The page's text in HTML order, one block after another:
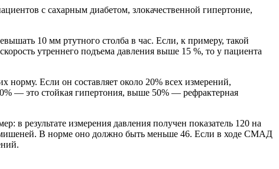
с сахарным диабетом, злокачественной гипертоние,
10 мм ртутного столба в час. Если, к примеру, такой
утреннего подъема давления выше 15 %, то у пациента
Если он составляет около 20% всех измерений,
— это стойкая гипертония, выше 50% — рефрактерная
в результате измерения давления получен показатель 120 на
мишеней. В норме оно должно быть меньше 46. Если в ходе СМАД